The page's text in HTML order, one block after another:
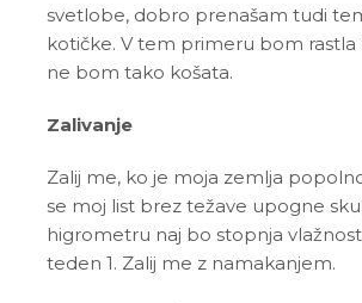
svetlobe, dobro prenašam tudi
kotičke. V tem primeru bom rastla
ne bom tako košata.
Zalivanje
Zalij me, ko je moja zemlja
se moj list brez težave upogne
higrometru naj bo stopnja
teden 1. Zalij me z namakanjem.